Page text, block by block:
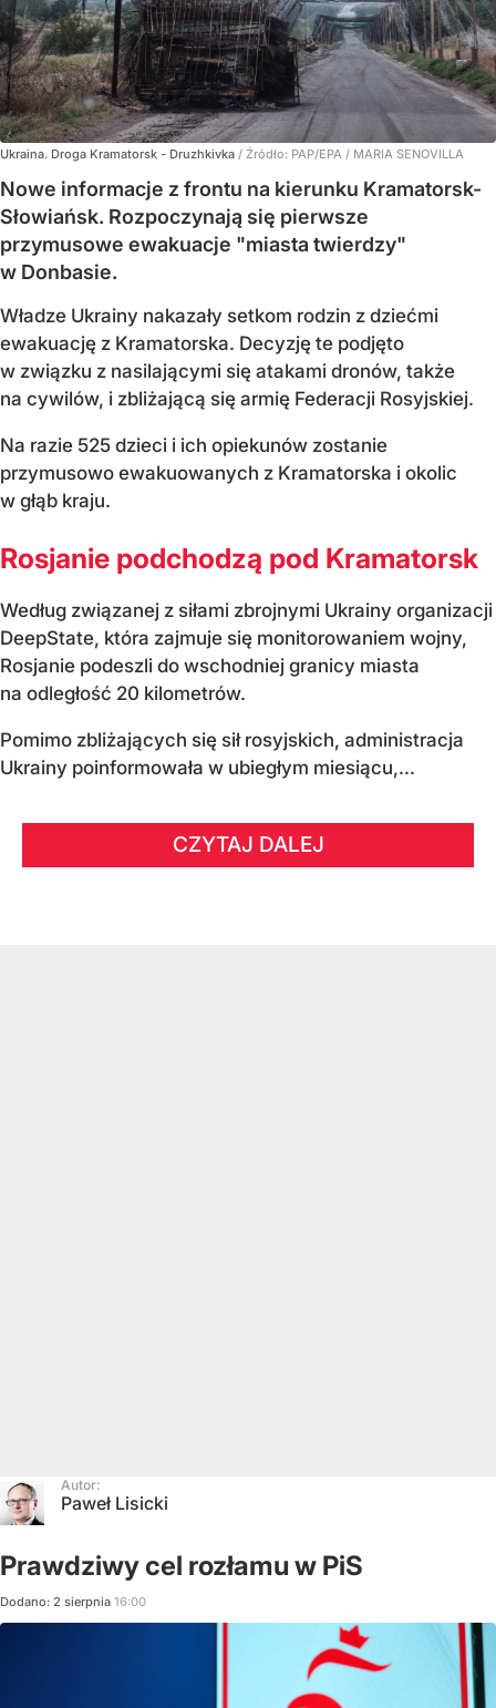
Ukraina. Droga Kramatorsk - Druzhkivka / Źródło: PAP/EPA / MARIA SENOVILLA
Nowe informacje z frontu na kierunku Kramatorsk-
Słowiańsk. Rozpoczynają się pierwsze
przymusowe ewakuacje "miasta twierdzy"
w Donbasie.
Władze Ukrainy nakazały setkom rodzin z dziećmi
ewakuację z Kramatorska. Decyzję te podjęto
w związku z nasilającymi się atakami dronów, także
na cywilów, i zbliżającą się armię Federacji Rosyjskiej.
Na razie 525 dzieci i ich opiekunów zostanie
przymusowo ewakuowanych z Kramatorska i okolic
w głąb kraju.
Rosjanie podchodzą pod Kramatorsk
Według związanej z siłami zbrojnymi Ukrainy organizacji
DeepState, która zajmuje się monitorowaniem wojny,
Rosjanie podeszli do wschodniej granicy miasta
na odległość 20 kilometrów.
Pomimo zbliżających się sił rosyjskich, administracja
Ukrainy poinformowała w ubiegłym miesiącu,...
CZYTAJ DALEJ
Autor:
Paweł Lisicki
Prawdziwy cel rozłamu w PiS
Dodano: 2 sierpnia 16:00